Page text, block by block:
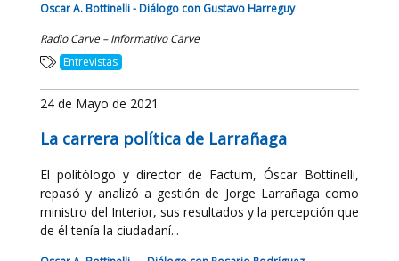
Oscar A. Bottinelli - Diálogo con Gustavo Harreguy
Radio Carve – Informativo Carve
Entrevistas
24 de Mayo de 2021
La carrera política de Larrañaga
El politólogo y director de Factum, Óscar Bottinelli,
repasó y analizó a gestión de Jorge Larrañaga como
ministro del Interior, sus resultados y la percepción que
de él tenía la ciudadaní...